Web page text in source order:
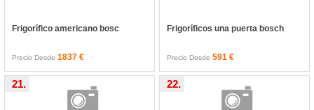
Frigorífico americano bosc
Precio Desde1837 €
Frigoríficos una puerta bosch
Precio Desde 591 €
21. 22.